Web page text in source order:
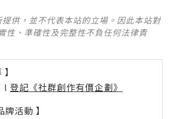
供，並不代表本站的立場。因此本站對
性、準確性及完整性不負任何法律責
l 登記《社群創作有價企劃》
活動 】